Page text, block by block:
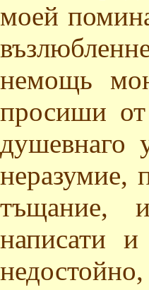
моей
немощь
просиши
душевнаго
неразумие,
тъщание,
написати